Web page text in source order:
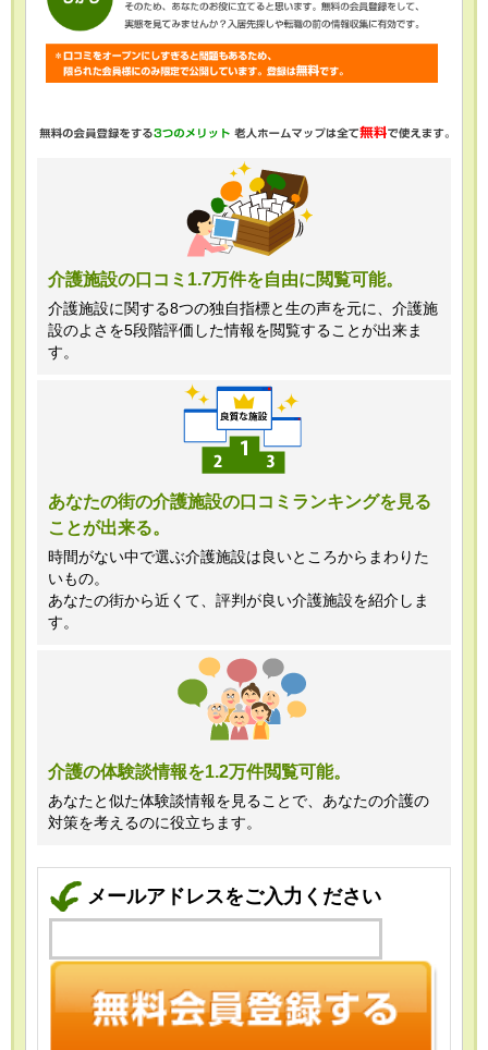
ております。開示等の求めは、以下の
「個人情報苦情及び相談窓口」で受け付
けます。
最適なご回答ができない場合がありま
・当ホームページではご利用状況の統計
調査のためクッキー等を用いております
が、これによる個人情報の取得、利用は
行っておりません。
株式会社クリエイターズネクスト個人情
報保護管理者 窪田望
TEL:0120-21-7070
（受付時間 10時～19時 土日祝日除
く・営業のお電話はお断りいたします）
介護施設の口コミ1.7万件を自由に閲覧可能。
介護施設に関する8つの独自指標と生の声を元に、介護施
設のよさを5段階評価した情報を閲覧することが出来ま
す。
あなたの街の介護施設の口コミランキングを見る
ことが出来る。
時間がない中で選ぶ介護施設は良いところからまわりた
いもの。
あなたの街から近くて、評判が良い介護施設を紹介しま
す。
介護の体験談情報を1.2万件閲覧可能。
あなたと似た体験談情報を見ることで、あなたの介護の
対策を考えるのに役立ちます。
メールアドレスをご入力ください